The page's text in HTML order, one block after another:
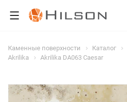
Каменные поверхности Каталог
Akrilika
Akrilika DA063 Caesar